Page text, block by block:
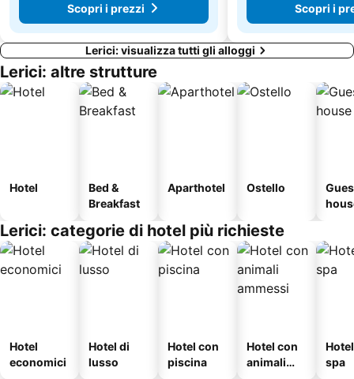
Scopri i prezzi
Scopri i
Lerici: visualizza tutti gli alloggi
Lerici: altre strutture
Hotel
Bed &
Breakfast
Aparthotel Ostello
Lerici: categorie di hotel più richieste
Hotel
economici
Hotel di
lusso
Hotel con
piscina
Hotel con
animali
spa